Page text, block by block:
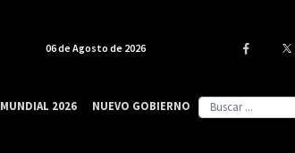
06 de Agosto de 2026
MUNDIAL 2026 NUEVO GOBIERNO